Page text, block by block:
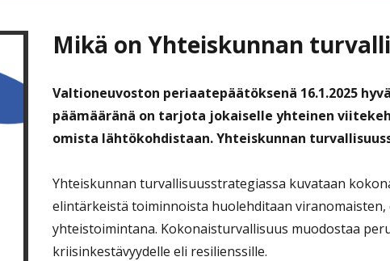
Mikä on Yhteiskunnan
Valtioneuvoston periaatepäätöksenä 16.1.2025
päämääränä on tarjota jokaiselle yhteinen
omista lähtökohdistaan. Yhteiskunnan
Yhteiskunnan turvallisuusstrategiassa kuvataan
elintärkeistä toiminnoista huolehditaan
yhteistoimintana. Kokonaisturvallisuus muodostaa
kriisinkestävyydelle eli resilienssille.